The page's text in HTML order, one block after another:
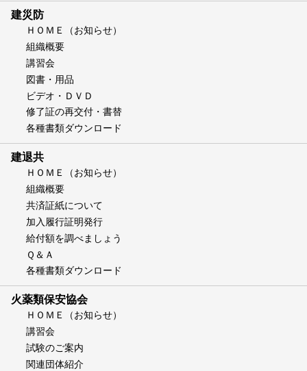
建災防
ＨＯＭＥ（お知らせ）
組織概要
講習会
図書・用品
ビデオ・ＤＶＤ
修了証の再交付・書替
各種書類ダウンロード
建退共
ＨＯＭＥ（お知らせ）
組織概要
共済証紙について
加入履行証明発行
給付額を調べましょう
Ｑ＆Ａ
各種書類ダウンロード
火薬類保安協会
ＨＯＭＥ（お知らせ）
講習会
試験のご案内
関連団体紹介